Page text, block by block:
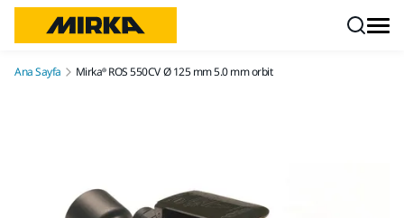
Ana Sayfa Mirka® ROS 550CV Ø 125 mm 5.0 mm orbit